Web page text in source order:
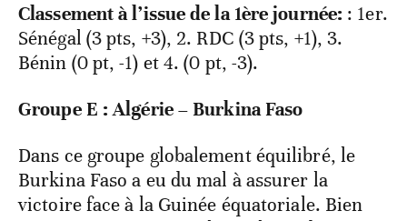
Classement à l’issue de la 1ère journée: : 1er.
Sénégal (3 pts, +3), 2. RDC (3 pts, +1), 3.
Bénin (0 pt, -1) et 4. (0 pt, -3).
Groupe E : Algérie – Burkina Faso
Dans ce groupe globalement équilibré, le
Burkina Faso a eu du mal à assurer la
victoire face à la Guinée équatoriale. Bien